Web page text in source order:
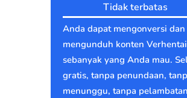
Tidak terbatas
Anda dapat mengonversi dan
mengunduh konten Verhentai
sebanyak yang Anda mau.
gratis, tanpa penundaan,
menunggu, tanpa